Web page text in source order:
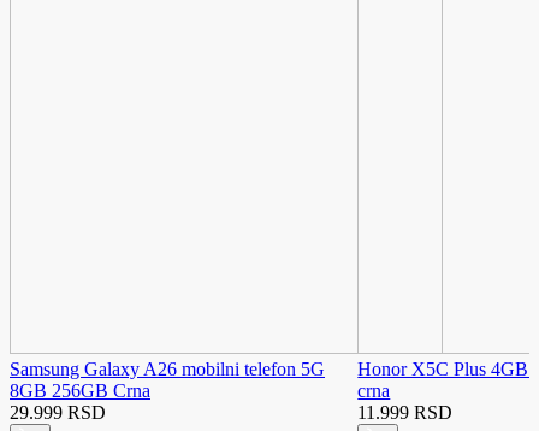
Samsung Galaxy A26 mobilni telefon 5G
8GB 256GB Crna
29.999 RSD
Honor X5C Plus 4GB
crna
11.999 RSD